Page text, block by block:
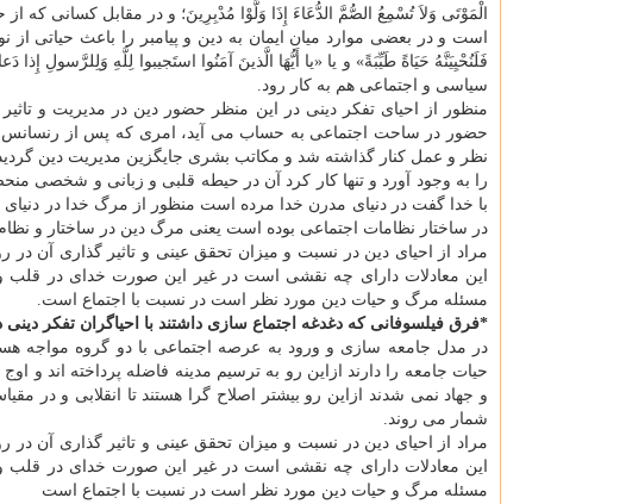
الْمَوْتَی وَلاَ تُسْمِعُ الصُّمَّ الدُّعَاءَ إِذَا وَلَّوْا مُدْبِرِینَ؛ و در مقابل کسانی
است و در بعضی موارد میان ایمان به دین و پیامبر را باعث حیاتی
فَلَنُحْیِیَنَّهُ حَیَاةً طَیِّبَةً» و یا «یا أَیُّهَا الَّذینَ آمَنُوا استَجیبوا لِلَّهِ وَلِلرَّسولِ
سیاسی و اجتماعی هم به کار رود.
منظور از احیای تفکر دینی در این منظر حضور دین در مدیریت و
حضور در ساحت اجتماعی به حساب می آید، امری که پس از
نظر و عمل کنار گذاشته شد و مکاتب بشری جایگزین مدیریت دین
را به وجود آورد و تنها کار کرد آن در حیطه قلبی و زبانی و شخصی
با خدا گفت در دنیای مدرن خدا مرده است منظور از مرگ خدا در
در ساختار نظامات اجتماعی بوده است یعنی مرگ دین در ساختار و
مراد از احیای دین در نسبت و میزان تحقق عینی و تاثیر گذاری
این معادلات دارای چه نقشی است در غیر این صورت خدای در
مسئله مرگ و حیات دین مورد نظر است در نسبت با اجتماع است.
*فرق فیلسوفانی که دغدغه اجتماع سازی داشتند با احیاگران تفکر
در مدل جامعه سازی و ورود به عرصه اجتماعی با دو گروه مواجه
حیات جامعه را دارند ازاین رو به ترسیم مدینه فاضله پرداخته اند و
و جهاد نمی شدند ازاین رو بیشتر اصلاح گرا هستند تا انقلابی و
شمار می روند.
مراد از احیای دین در نسبت و میزان تحقق عینی و تاثیر گذاری
این معادلات دارای چه نقشی است در غیر این صورت خدای در
مسئله مرگ و حیات دین مورد نظر است در نسبت با اجتماع است